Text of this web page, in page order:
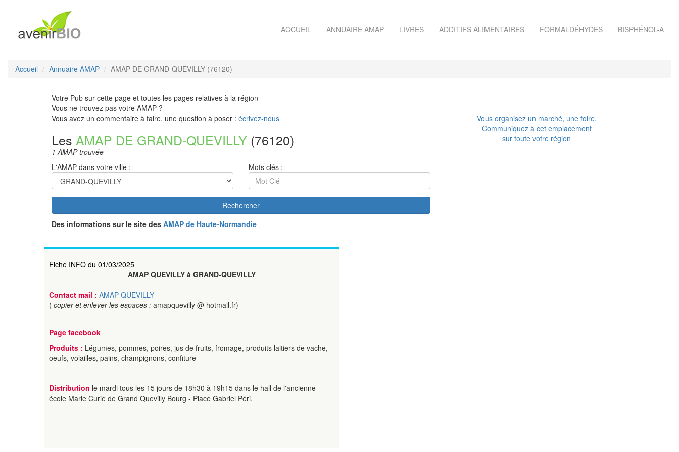
ACCUEIL ANNUAIRE AMAP LIVRES ADDITIFS ALIMENTAIRES FORMALDÉHYDES BISPHÉNOL-A
Accueil Annuaire AMAP AMAP DE GRAND-QUEVILLY (76120)
Votre Pub sur cette page et toutes les pages relatives à la région
Vous ne trouvez pas votre AMAP ?
Vous avez un commentaire à faire, une question à poser : écrivez-nous
Les AMAP DE GRAND-QUEVILLY (76120)
1 AMAP trouvée
L'AMAP dans votre ville :
Mots clés :
Rechercher
Des informations sur le site des AMAP de Haute-Normandie
Vous organisez un marché, une foire.
Communiquez à cet emplacement
sur toute votre région
Fiche INFO du 01/03/2025
AMAP QUEVILLY à GRAND-QUEVILLY
Contact mail : AMAP QUEVILLY
( copier et enlever les espaces : amapquevilly @ hotmail.fr)
Page facebook
Produits : Légumes, pommes, poires, jus de fruits, fromage, produits laitiers de vache,
oeufs, volailles, pains, champignons, confiture
Distribution le mardi tous les 15 jours de 18h30 à 19h15 dans le hall de l'ancienne
école Marie Curie de Grand Quevilly Bourg - Place Gabriel Péri.